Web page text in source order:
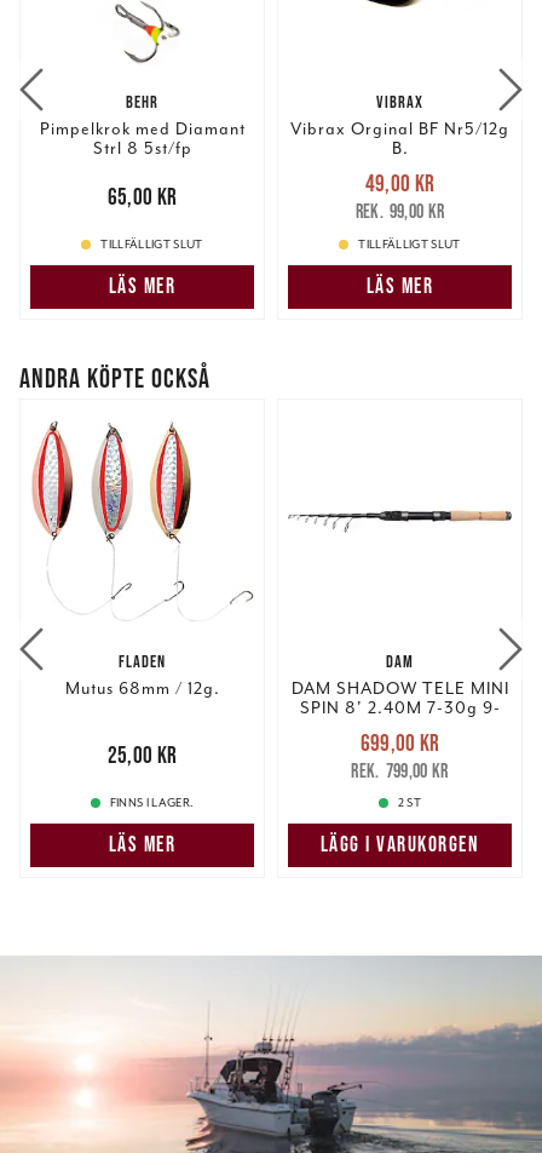
BEHR
Pimpelkrok med Diamant
Strl 8 5st/fp
65,00 kr
65,00 kr
TILLFÄLLIGT SLUT
LÄS MER
VIBRAX
Vibrax Orginal BF Nr5/12g
B.
Nuvarande pris
49,00 krTidigare pris
99,00 kr
49,00 kr
99,00 kr
TILLFÄLLIGT SLUT
LÄS MER
ANDRA KÖPTE OCKSÅ
FLADEN
Mutus 68mm / 12g.
25,00 kr
25,00 kr
FINNS I LAGER.
LÄS MER
DAM
DAM SHADOW TELE MINI
SPIN 8' 2.40M 7-30g 9-
Nuvarande pris
699,00 krTidigare pris
799,00 kr
699,00 kr
799,00 kr
2 ST
LÄGG I VARUKORGEN